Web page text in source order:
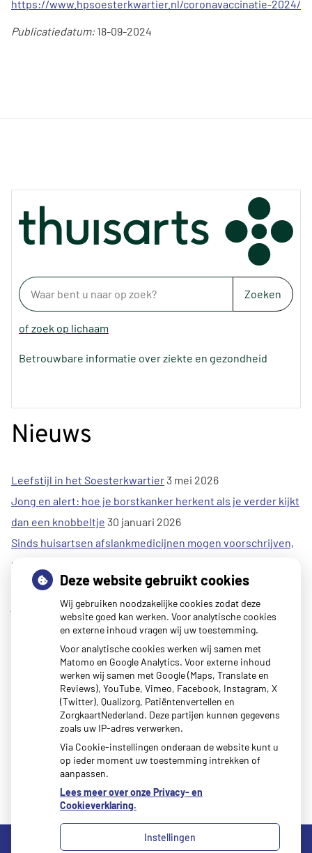
https://www.hpsoesterkwartier.nl/coronavaccinatie-2024/
Publicatiedatum:18-09-2024
Zoeken
of zoek op lichaam
Betrouwbare informatie over ziekte en gezondheid
Nieuws
Leefstijl in het Soesterkwartier 3 mei 2026
Jong en alert: hoe je borstkanker herkent als je verder kijkt
dan een knobbeltje 30 januari 2026
Sinds huisartsen afslankmedicijnen mogen voorschrijven,
neemt gebruik toe
Eigen risico gaat onder toekomstig kabinet omhoog
januari 2026
Schurft sinds corona geen vergeten ziekte meer: aantal
uitbraken fors gestegen30 januari 2026
Kunst van Marlies Spijker in onze praktijk27 januari 2026
CZ vergoedt zorg van twee gespecialiseerde
revalidatieartsen niet meer 20 januari 2026
Deze website gebruikt cookies
Wij gebruiken noodzakelijke cookies zodat deze
website goed kan werken. Voor analytische cookies
en externe inhoud vragen wij uw toestemming.
Voor analytische cookies werken wij samen met
Matomo en Google Analytics. Voor externe inhoud
werken wij samen met Google (Maps, Translate en
Reviews), YouTube, Vimeo, Facebook, Instagram, X
(Twitter), Qualizorg, Patiëntenvertellen en
ZorgkaartNederland. Deze partijen kunnen gegevens
zoals uw IP-adres verwerken.
Via Cookie-instellingen onderaan de website kunt u
op ieder moment uw toestemming intrekken of
aanpassen.
Lees meer over onze Privacy- en
Cookieverklaring.
Instellingen